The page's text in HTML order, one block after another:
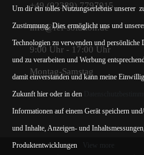
+49 (02389) 7797015
info@ref-solution.de
9:00 Uhr - 17:00 Uhr
Montag-Samstag
Um dir ein tolles Nutzungserlebnis unserer
Zustimmung. Dies ermöglicht uns und
Technologien zu verwenden und persönliche
und zu verarbeiten und Werbung
damit einverstanden und kann meine
Zukunft hier oder in den
Informationen auf einem Gerät speichern
und Inhalte, Anzeigen- und
Produktentwicklungen View more